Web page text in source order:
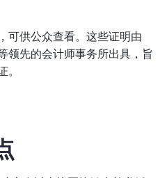
可供公众查看。这些证明由
领先的会计师事务所出具，旨